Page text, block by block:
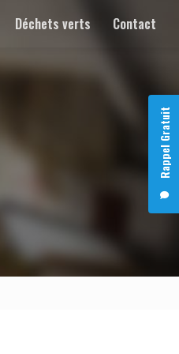
Rappel Gratuit
Déchets verts Contact